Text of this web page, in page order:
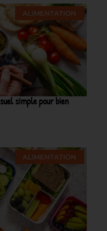
ALIMENTATION
simple pour bien
ALIMENTATION